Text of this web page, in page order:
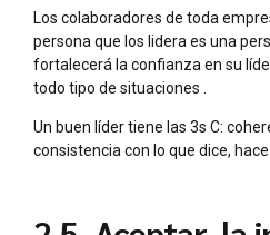
Los colaboradores de toda
persona que los lidera es una
fortalecerá la confianza en su
todo tipo de situaciones .
Un buen líder tiene las 3s C:
consistencia con lo que dice, hace